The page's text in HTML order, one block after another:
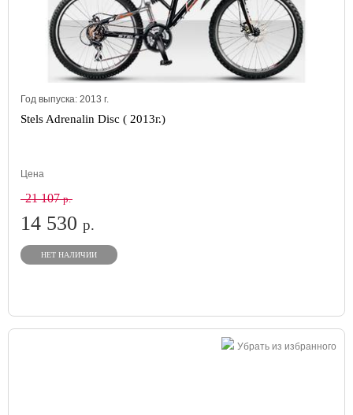
Год выпуска: 2013 г.
Stels Adrenalin Disc ( 2013г.)
Цена
21 107р.
14 530 р.
НЕТ НАЛИЧИИ
Убрать из избранного